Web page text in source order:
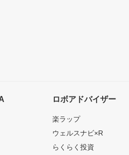
ロボアドバイザー
楽ラップ
ウェルスナビ×R
らくらく投資